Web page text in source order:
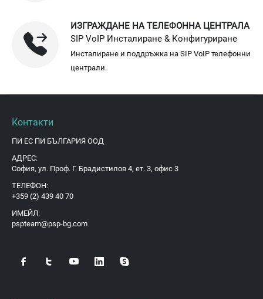
ИЗГРАЖДАНЕ НА ТЕЛЕФОННА ЦЕНТРАЛА
SIP VoIP Инсталиране & Конфигуриране
Инсталиране и поддръжка на SIP VoIP телефонни
централи.
Контакти
ПИ ЕС ПИ БЪЛГАРИЯ ООД
АДРЕС:
София, ул. Проф. Г. Брадистилов 4, ет. 3, офис 3
ТЕЛЕФОН:
+359 (2) 439 40 70
ИМЕЙЛ:
pspteam@psp-bg.com